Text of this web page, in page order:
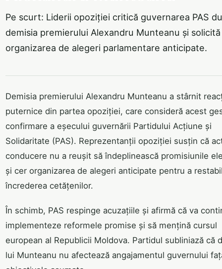
Pe scurt: Liderii opoziției critică guvernarea PAS
demisia premierului Alexandru Munteanu și solicită
organizarea de alegeri parlamentare anticipate.
Demisia premierului Alexandru Munteanu a stârnit
puternice din partea opoziției, care consideră acest
confirmare a eșecului guvernării Partidului Acțiune și
Solidaritate (PAS). Reprezentanții opoziției susțin că
conducere nu a reușit să îndeplinească promisiunile
și cer organizarea de alegeri anticipate pentru a
încrederea cetățenilor.
În schimb, PAS respinge acuzațiile și afirmă că va
implementeze reformele promise și să mențină cursul
european al Republicii Moldova. Partidul subliniază că
lui Munteanu nu afectează angajamentul guvernului